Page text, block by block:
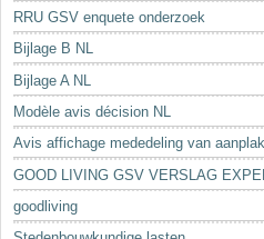
RRU GSV enquete onderzoek
Bijlage B NL
Bijlage A NL
Modèle avis décision NL
Avis affichage mededeling van
GOOD LIVING GSV VERSLAG
goodliving